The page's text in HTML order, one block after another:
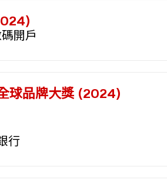
開戶
球品牌大獎 (2024)
行